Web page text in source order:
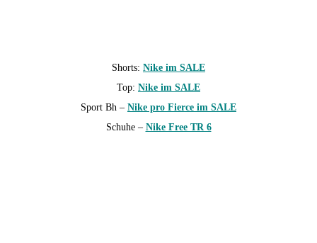
Shorts: Nike im SALE
Top: Nike im SALE
Sport Bh – Nike pro Fierce im SALE
Schuhe – Nike Free TR 6